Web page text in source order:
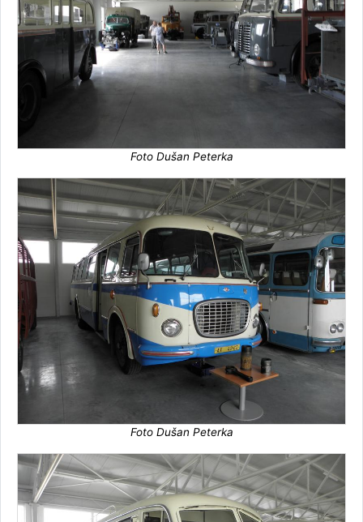
Foto Dušan Peterka
Foto Dušan Peterka